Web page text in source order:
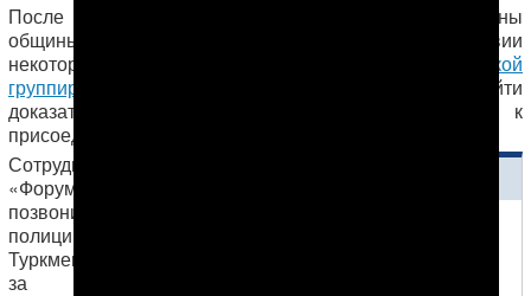
После начала массовых арестов некоторые члены
общины из-за страха бежали в
. Впоследствии
некоторые из них присоединились к
террористической
группировке ИГИЛ
. «Форум 18» отмечает, что найти
доказательств того, что Сапаров призывал людей к
присоединению к ИГИЛ, не удалось.
Сотрудники
«Форума 18»
позвонили в
полицию
Туркменабада
за